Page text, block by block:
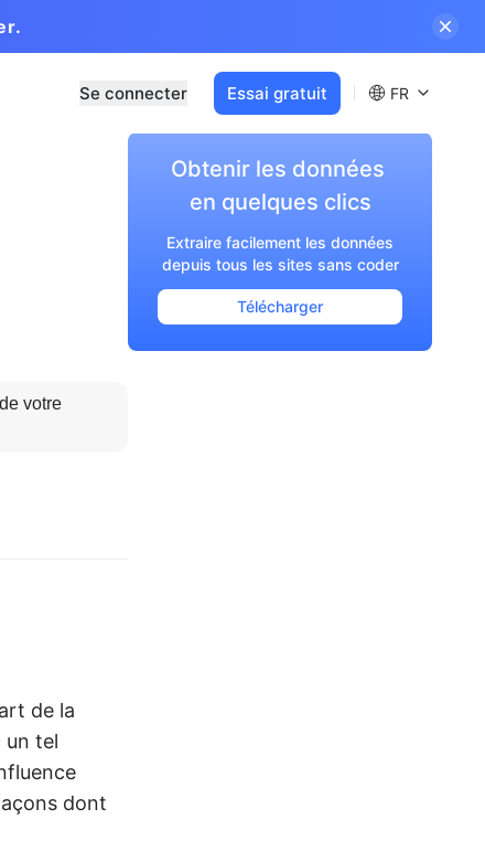
Se connecter Essai gratuit FR
votre
de la
un tel
dont
Obtenir les données
en quelques clics
Extraire facilement les données
depuis tous les sites sans coder
Télécharger